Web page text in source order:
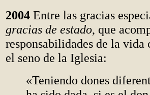
2004 Entre las gracias
gracias de estado, que
responsabilidades de la
el seno de la Iglesia:
«Teniendo dones